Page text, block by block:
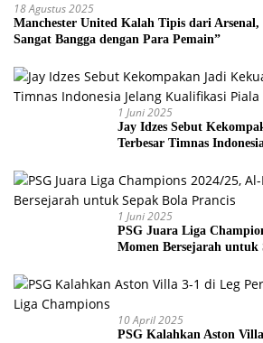
18 Agustus 2025
Manchester United Kalah Tipis dari
Sangat Bangga dengan Para Pemain”
1 Juni 2025
Jay Idzes Sebut
Terbesar Timnas
1 Juni 2025
PSG Juara Liga
Momen Bersejarah untuk
10 April 2025
PSG Kalahkan Aston